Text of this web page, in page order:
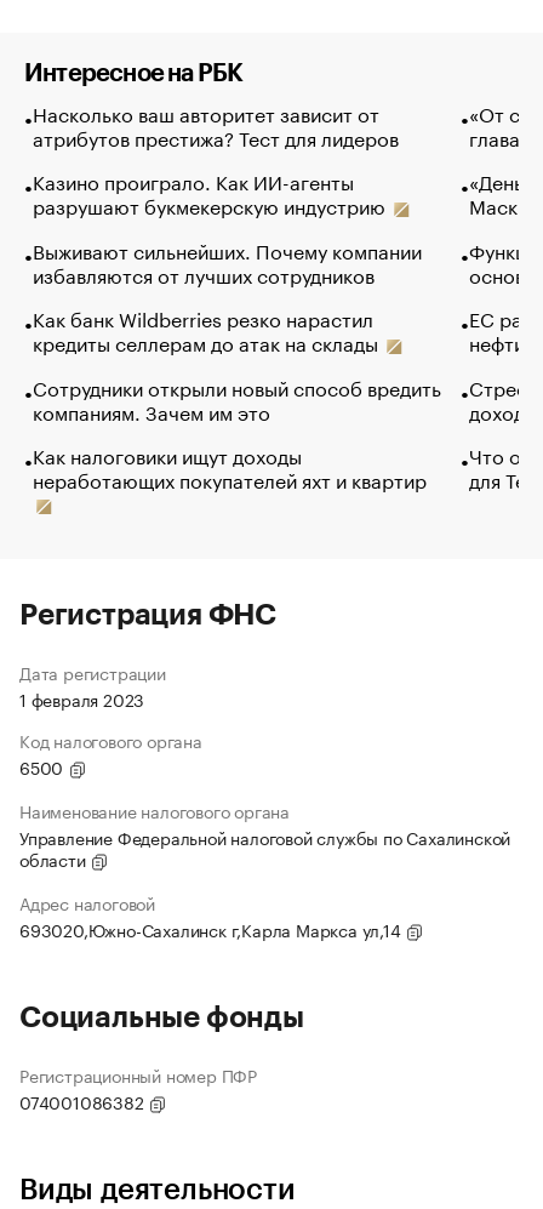
Интересное на РБК
Насколько ваш авторитет зависит от
атрибутов престижа? Тест для лидеров
Казино проиграло. Как ИИ-агенты
разрушают букмекерскую индустрию
Выживают сильнейших. Почему компании
избавляются от лучших сотрудников
Как банк Wildberries резко нарастил
кредиты селлерам до атак на склады
Сотрудники открыли новый способ вредить
компаниям. Зачем им это
Как налоговики ищут доходы
неработающих покупателей яхт и квартир
«От
глава
Маск в
основ
ЕС
нефти
Что
для
Регистрация ФНС
Дата регистрации
1 февраля 2023
Код налогового органа
6500
Наименование налогового органа
Управление Федеральной налоговой службы по Сахалинской
области
Адрес налоговой
693020,Южно-Сахалинск г,Карла Маркса ул,14
Социальные фонды
Регистрационный номер ПФР
074001086382
Виды деятельности